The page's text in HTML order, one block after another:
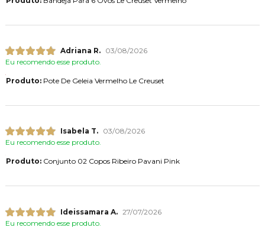
Adriana R.
03/08/2026
Eu recomendo esse produto.
Produto:Pote De Geleia Vermelho Le Creuset
Isabela T.
03/08/2026
Eu recomendo esse produto.
Produto:Conjunto 02 Copos Ribeiro Pavani Pink
Ideissamara A. 27/07/2026
Eu recomendo esse produto.